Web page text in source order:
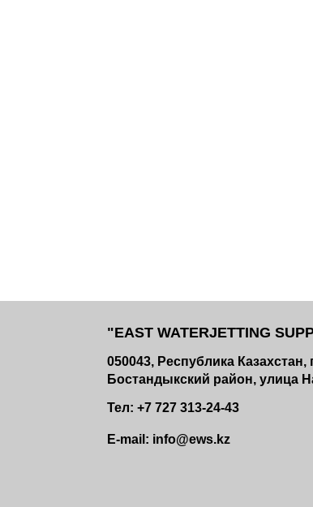
"EAST WATERJETTING
050043, Республика
Бостандыкский район, улица
Тел: +7 727 313-24-43
E-mail: info@ews.kz